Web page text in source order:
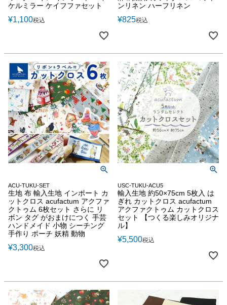
ケルミラー ケイフファセット
¥1,100税込
ンリネン ハーフリネン
¥825税込
ACU-TUKU-SET
生地 布 輸入生地 インポート カ
ットクロス acufactum アクファ
クトゥム 6枚セット さらに リ
ボン タグ がおまけにつく 手芸
ハンドメイド 小物 シーチング
手作り ポーチ 妖精 動物
¥3,300税込
USC-TUKU-ACU5
輸入生地 約50×75cm 5枚入 は
ぎれ カットクロス acufactum
アクファクトゥム カットクロス
セット 【つくる楽しみオリジナ
ル】
¥5,500税込